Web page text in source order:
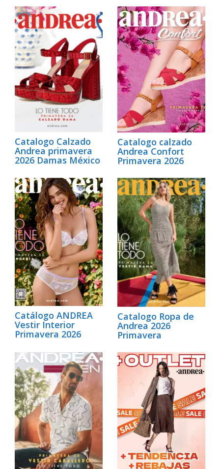
Catalogo Calzado
Andrea primavera
2026 Damas México
Catalogo calzado
Andrea Confort
Primavera 2026
Catálogo ANDREA
Vestir Interior
Primavera 2026
Catalogo Ropa de
Andrea 2026
Primavera